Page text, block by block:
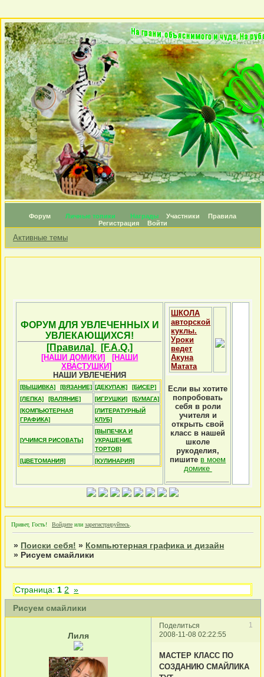
Форум Личные топики Награды Участники
Правила
Регистрация
Войти
Активные темы
ФОРУМ ДЛЯ УВЛЕЧЕННЫХ И
УВЛЕКАЮЩИХСЯ!
[Правила]
[F.A.Q.]
[НАШИ ДОМИКИ]
[НАШИ
ХВАСТУШКИ]
НАШИ УВЛЕЧЕНИЯ
[ВЫШИВКА] [ВЯЗАНИЕ] [ДЕКУПАЖ]
[БИСЕР]
[ЛЕПКА]
[ВАЛЯНИЕ] [ИГРУШКИ]
[БУМАГА]
[КОМПЬЮТЕРНАЯ
ГРАФИКА]
[ЛИТЕРАТУРНЫЙ
КЛУБ]
[УЧИМСЯ РИСОВАТЬ]
[ВЫПЕЧКА И
УКРАШЕНИЕ
ТОРТОВ]
[ЦВЕТОМАНИЯ]
[КУЛИНАРИЯ]
ШКОЛА
авторской
куклы.
Уроки
ведет
Акуна
Матата
Если вы хотите
попробовать
себя в роли
учителя и
открыть свой
класс в нашей
школе
рукоделия,
пишите в моем
домике
Привет, Гость! Войдите или зарегистрируйтесь
» Поиски себя! » Компьютерная графика и дизайн
» Рисуем смайлики
Рисуем смайлики
Страница: 1 2 »
Поделиться
1
2008-11-08 02:22:55
Лиля
МАСТЕР КЛАСС ПО
СОЗДАНИЮ СМАЙЛИКА